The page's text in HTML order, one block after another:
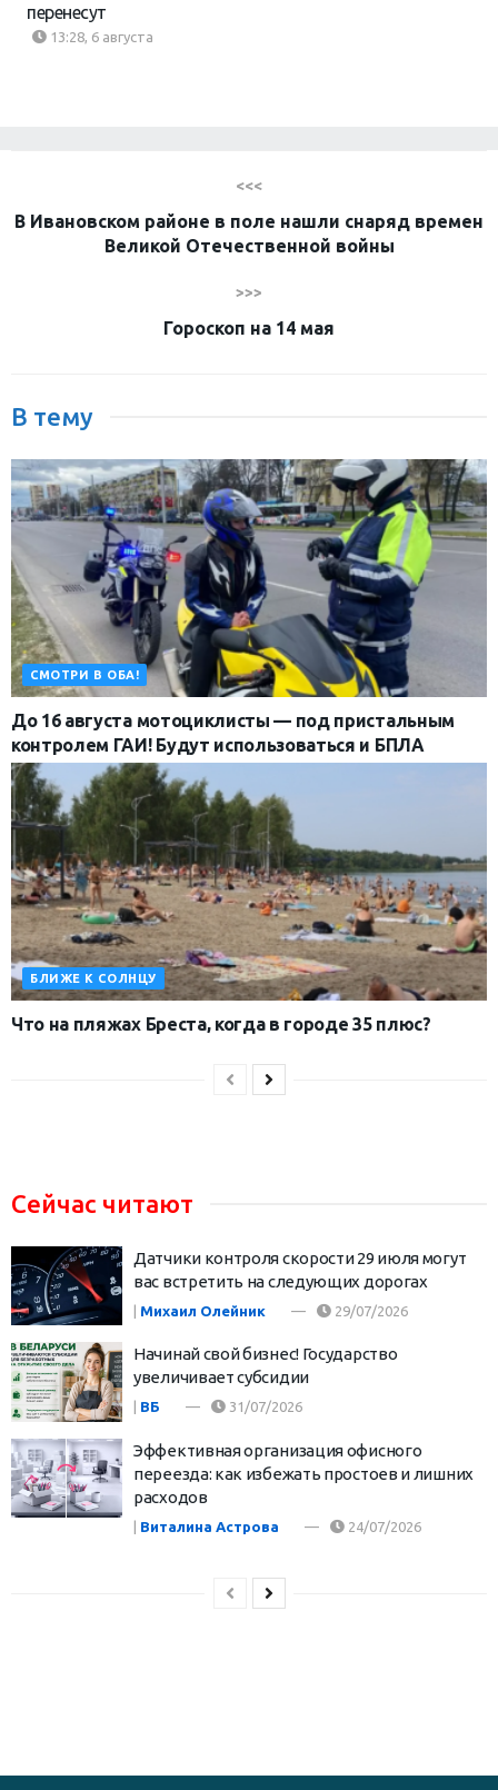
перенесут
13:28, 6 августа
<<<
В Ивановском районе в поле нашли снаряд времен
Великой Отечественной войны
>>>
Гороскоп на 14 мая
В тему
СМОТРИ В ОБА!
До 16 августа мотоциклисты — под пристальным
контролем ГАИ! Будут использоваться и БПЛА
БЛИЖЕ К СОЛНЦУ
Что на пляжах Бреста, когда в городе 35 плюс?
Сейчас читают
Датчики контроля скорости 29 июля могут
вас встретить на следующих дорогах
| Михаил Олейник 29/07/2026
Начинай свой бизнес! Государство
увеличивает субсидии
ВБ 31/07/2026
Эффективная организация офисного
переезда: как избежать простоев и лишних
расходов
| Виталина Астрова 24/07/2026